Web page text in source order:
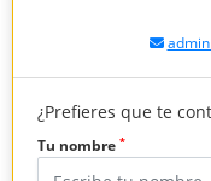
¿Prefieres que te
Tu nombre *